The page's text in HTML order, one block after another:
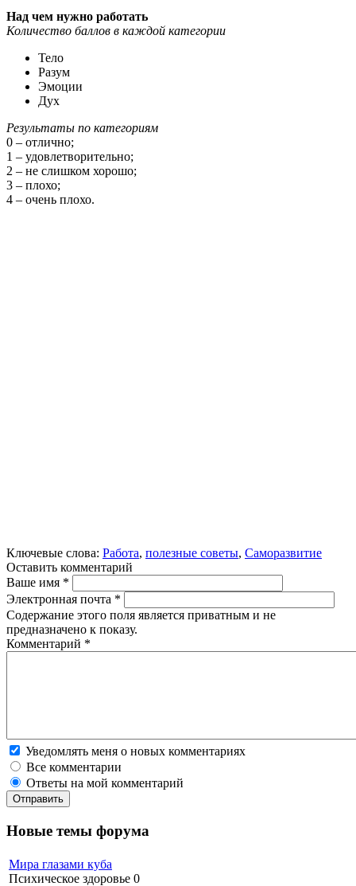
Над чем нужно работать
Количество баллов в каждой категории
Тело
Разум
Эмоции
Дух
Результаты по категориям
0 – отлично;
1 – удовлетворительно;
2 – не слишком хорошо;
3 – плохо;
4 – очень плохо.
Ключевые слова: Работа, полезные советы, Саморазвитие
Оставить комментарий
Ваше имя *
Электронная почта *
Содержание этого поля является приватным и не
предназначено к показу.
Комментарий *
Уведомлять меня о новых комментариях
Все комментарии
Ответы на мой комментарий
Новые темы форума
Мира глазами куба
Психическое здоровье 0